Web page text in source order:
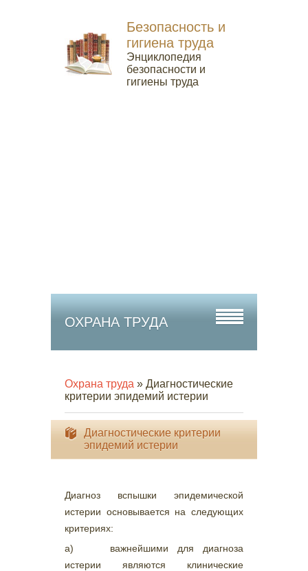
Безопасность и
гигиена труда
Энциклопедия
безопасности и
гигиены труда
ОХРАНА ТРУДА
Охрана труда » Диагностические
критерии эпидемий истерии
Диагностические критерии
эпидемий истерии
Диагноз вспышки эпидемической
истерии основывается на следующих
критериях:
а) важнейшими для диагноза
истерии являются клинические